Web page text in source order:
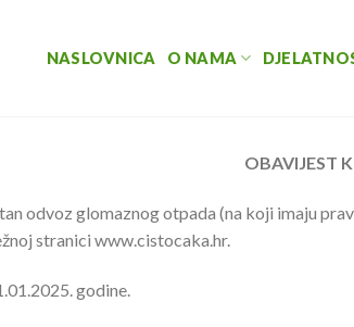
NASLOVNICA O NAMA
OBAVIJEST
odvoz glomaznog otpada (na koji imaju
stranici www.cistocaka.hr.
godine.